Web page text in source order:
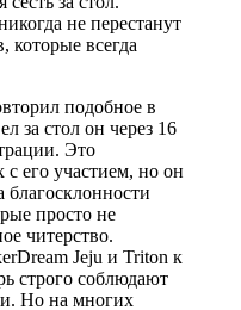
не перестанут
которые всегда
подобное в
за стол он через 16
Это
с его участием, но он
благосклонности
просто не
читерство.
Jeju и Triton к
строго соблюдают
Но на многих